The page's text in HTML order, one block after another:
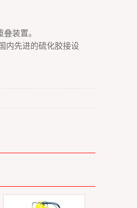
装置。
内先进的硫化胶接设